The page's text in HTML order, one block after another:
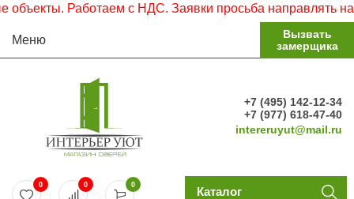
Работаем с НДС. Заявки просьба направлять на
Меню
Вызвать
замерщика
+7 (495) 142-12-34
+7 (977) 618-47-40
intereruyut@mail.ru
0
0 0 Каталог